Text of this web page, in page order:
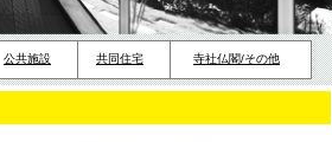
公共施設 共同住宅 寺社仏閣/その他